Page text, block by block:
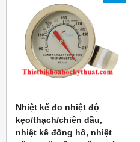
Nhiệt kế đo nhiệt độ
kẹo/thạch/chiên dầu,
nhiệt kế đồng hồ, nhiệt